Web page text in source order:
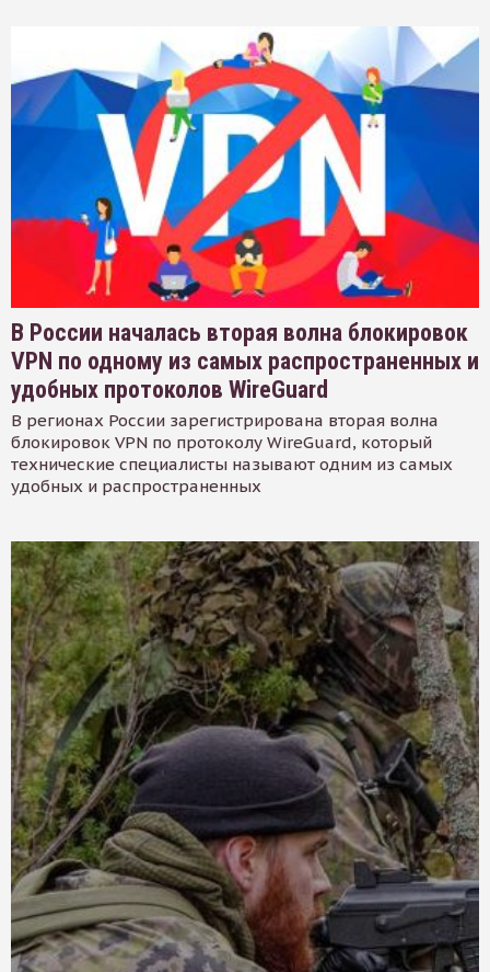
В России началась вторая волна блокировок
VPN по одному из самых распространенных и
удобных протоколов WireGuard
В регионах России зарегистрирована вторая волна
блокировок VPN по протоколу WireGuard, который
технические специалисты называют одним из самых
удобных и распространенных